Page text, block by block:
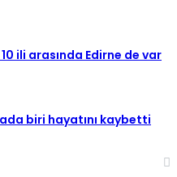
ili arasında Edirne de var
biri hayatını kaybetti